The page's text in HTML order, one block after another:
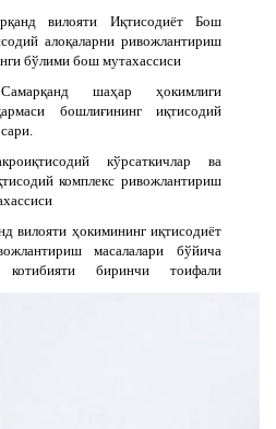
вилояти Иқтисодиёт Бош
алоқаларни ривожлантириш
бўлими бош мутахассиси
шаҳар ҳокимлиги
бошлиғининг иқтисодий
кўрсаткичлар ва
комплекс ривожлантириш
вилояти ҳокимининг иқтисодиёт
масалалари бўйича
биринчи тоифали